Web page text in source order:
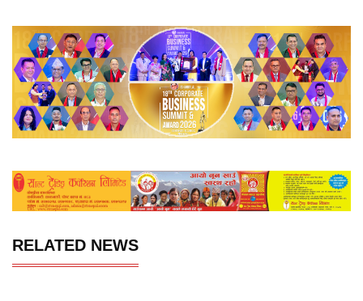
RELATED NEWS